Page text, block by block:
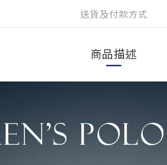
送貨及付款方式
商品描述